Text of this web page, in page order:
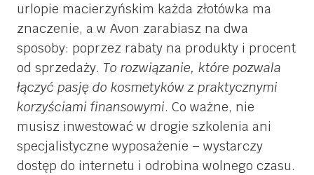
urlopie macierzyńskim każda złotówka ma
znaczenie, a w Avon zarabiasz na dwa
sposoby: poprzez rabaty na produkty i procent
od sprzedaży. To rozwiązanie, które pozwala
łączyć pasję do kosmetyków z praktycznymi
korzyściami finansowymi. Co ważne, nie
musisz inwestować w drogie szkolenia ani
specjalistyczne wyposażenie – wystarczy
dostęp do internetu i odrobina wolnego czasu.